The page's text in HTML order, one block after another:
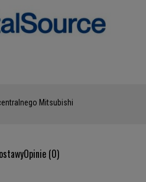
Mitsubishi
Opinie (0)